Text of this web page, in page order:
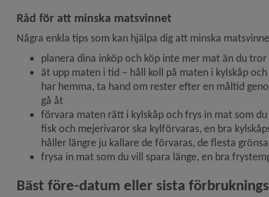
för Materialsortering vid rivning och renovering
Råd för att minska matsvinnet
Några enkla tips som kan hjälpa dig att minska
planera dina inköp och köp inte mer mat än du
ät upp maten i tid – håll koll på maten i kylskåp
har hemma, ta hand om rester efter en måltid
gå åt
förvara maten rätt i kylskåp och frys in mat som
fisk och mejerivaror ska kylförvaras, en bra
håller längre ju kallare de förvaras, de flesta
frysa in mat som du vill spara länge, en bra
Bäst före-datum eller sista